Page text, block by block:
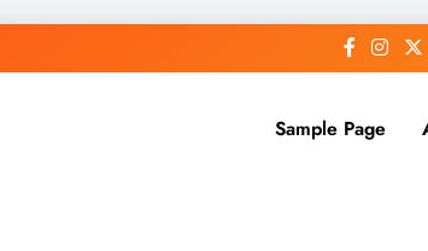
Sample Page